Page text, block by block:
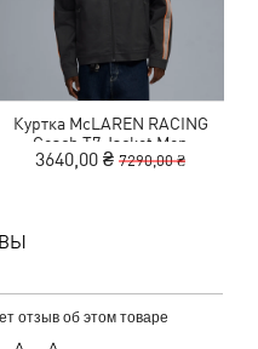
Куртка McLAREN RACING
Coach T7 Jacket Men
3640,00 ₴ 7290,00 ₴
отзыв об этом товаре